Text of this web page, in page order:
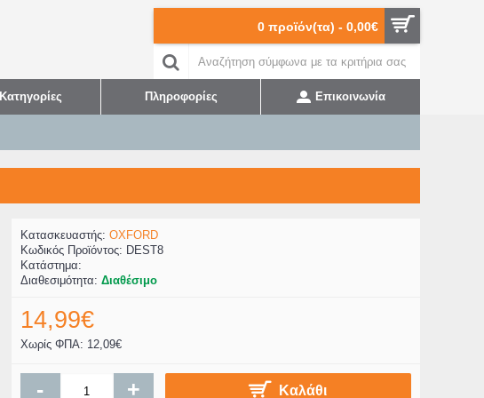
0 προϊόν(τα) - 0,00€
Κατηγορίες Πληροφορίες Επικοινωνία
Κατασκευαστής: OXFORD
Κωδικός Προϊόντος: DEST8
Κατάστημα:
Διαθεσιμότητα: Διαθέσιμο
14,99€
Χωρίς ΦΠΑ: 12,09€
- + Καλάθι